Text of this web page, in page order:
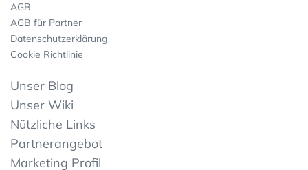
AGB
AGB für Partner
Datenschutzerklärung
Cookie Richtlinie
Unser Blog
Unser Wiki
Nützliche Links
Partnerangebot
Marketing Profil